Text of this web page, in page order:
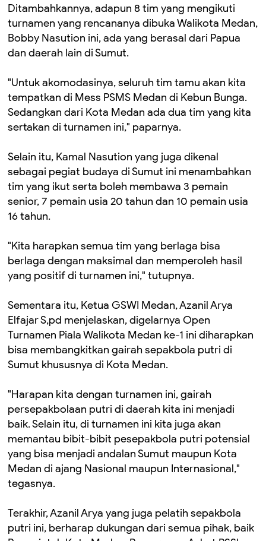
Ditambahkannya, adapun 8 tim yang mengikuti
turnamen yang rencananya dibuka Walikota Medan,
Bobby Nasution ini, ada yang berasal dari Papua
dan daerah lain di Sumut.
"Untuk akomodasinya, seluruh tim tamu akan kita
tempatkan di Mess PSMS Medan di Kebun Bunga.
Sedangkan dari Kota Medan ada dua tim yang kita
sertakan di turnamen ini," paparnya.
Selain itu, Kamal Nasution yang juga dikenal
sebagai pegiat budaya di Sumut ini menambahkan
tim yang ikut serta boleh membawa 3 pemain
senior, 7 pemain usia 20 tahun dan 10 pemain usia
16 tahun.
"Kita harapkan semua tim yang berlaga bisa
berlaga dengan maksimal dan memperoleh hasil
yang positif di turnamen ini," tutupnya.
Sementara itu, Ketua GSWI Medan, Azanil Arya
Elfajar S,pd menjelaskan, digelarnya Open
Turnamen Piala Walikota Medan ke-1 ini diharapkan
bisa membangkitkan gairah sepakbola putri di
Sumut khususnya di Kota Medan.
"Harapan kita dengan turnamen ini, gairah
persepakbolaan putri di daerah kita ini menjadi
baik. Selain itu, di turnamen ini kita juga akan
memantau bibit-bibit pesepakbola putri potensial
yang bisa menjadi andalan Sumut maupun Kota
Medan di ajang Nasional maupun Internasional,"
tegasnya.
Terakhir, Azanil Arya yang juga pelatih sepakbola
putri ini, berharap dukungan dari semua pihak, baik